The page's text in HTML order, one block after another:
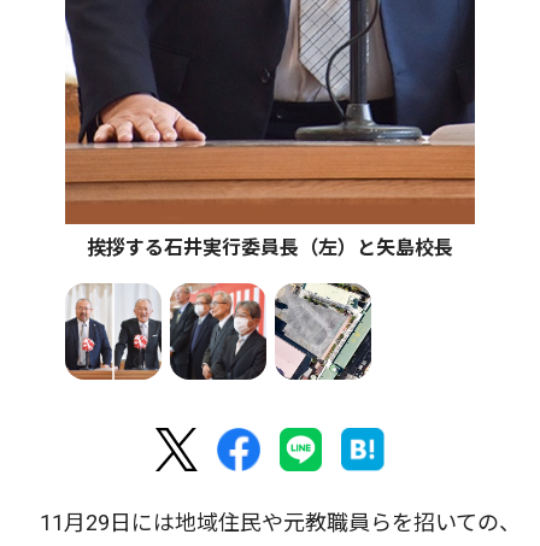
挨拶する石井実行委員長（左）と矢島校長
11月29日には地域住民や元教職員らを招いての、